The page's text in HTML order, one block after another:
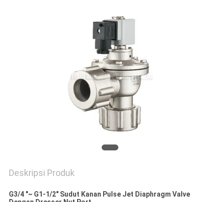
Deskripsi Produk
G3/4 "~ G1-1/2" Sudut Kanan Pulse Jet Diaphragm Valve